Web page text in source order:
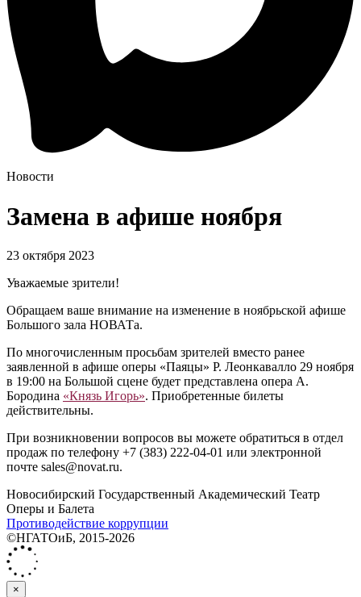
Новости
Замена в афише ноября
23 октября 2023
Уважаемые зрители!
Обращаем ваше внимание на изменение в ноябрьской афише
Большого зала НОВАТа.
По многочисленным просьбам зрителей вместо ранее
заявленной в афише оперы «Паяцы» Р. Леонкавалло 29 ноября
в 19:00 на Большой сцене будет представлена опера А.
Бородина «Князь Игорь». Приобретенные билеты
действительны.
При возникновении вопросов вы можете обратиться в отдел
продаж по телефону +7 (383) 222-04-01 или электронной
почте sales@novat.ru.
Новосибирский Государственный Академический Театр
Оперы и Балета
Противодействие коррупции
©НГАТОиБ, 2015-2026
×